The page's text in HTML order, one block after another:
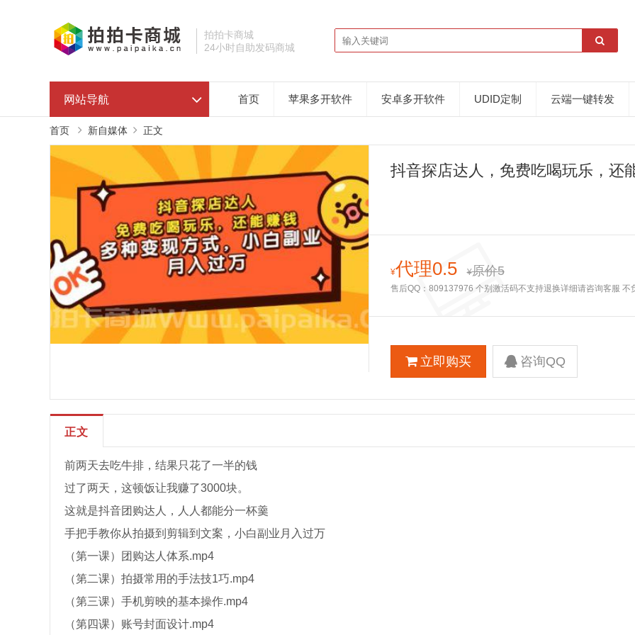
拍拍卡商城
24小时自助发码商城
网站导航 首页 苹果多开软件 安卓多开软件 UDID定制 云端一键转发
首页 新自媒体 正文
抖音探店达人，免费吃喝玩乐，还
¥代理0.5 ¥原价5
售后QQ：809137976 个别激活码不支持退换详细请咨询客服 不
立即购买 咨询QQ
正文
前两天去吃牛排，结果只花了一半的钱
过了两天，这顿饭让我赚了3000块。
这就是抖音团购达人，人人都能分一杯羹
手把手教你从拍摄到剪辑到文案，小白副业月入过万
（第一课）团购达人体系.mp4
（第二课）拍摄常用的手法技1巧.mp4
（第三课）手机剪映的基本操作.mp4
（第四课）账号封面设计.mp4